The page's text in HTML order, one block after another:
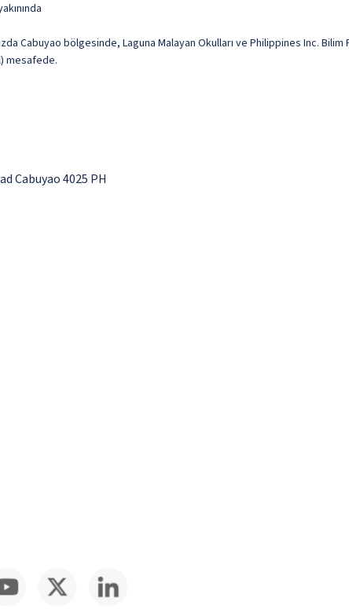
Cabuyao bölgesinde, Laguna Malayan Okulları ve Philippines Inc.
mesafede.
Cabuyao 4025 PH